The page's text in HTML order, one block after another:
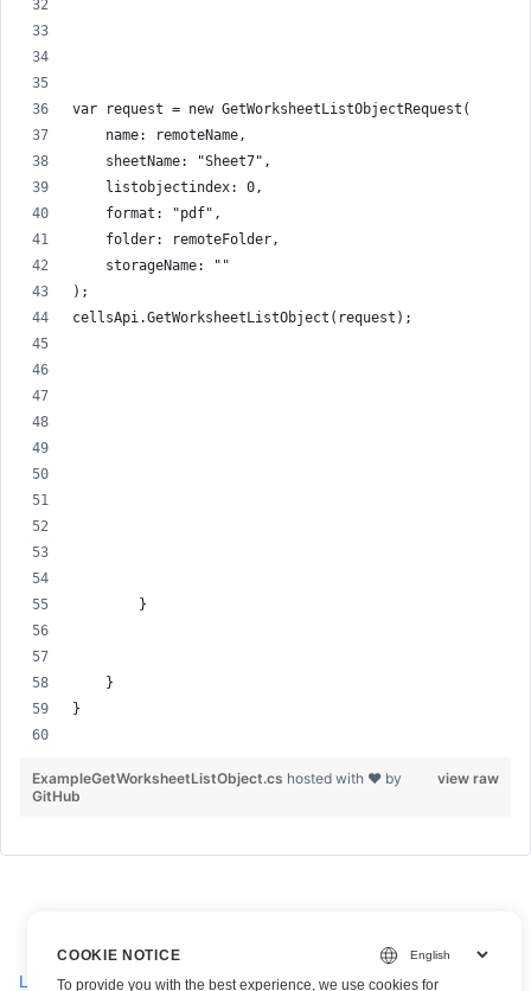
var request = new GetWorksheetListObjectRequest(
    name: remoteName,
    sheetName: "Sheet7",
    listobjectindex: 0,
    format: "pdf",
    folder: remoteFolder,
    storageName: ""
);
cellsApi.GetWorksheetListObject(request);
        }
    }
}
view raw
ExampleGetWorksheetListObject.cs hosted with ❤ by
GitHub
Lägg till ett listobjekt i ett Excel-arbetsblad
COOKIE NOTICE
To provide you with the best experience, we use cookies for